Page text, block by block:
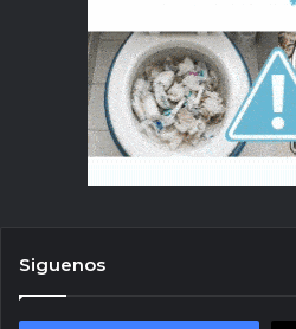
Siguenos